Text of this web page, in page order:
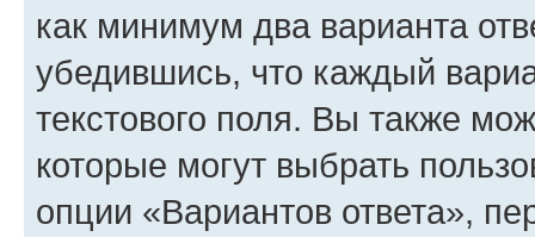
как минимум два варианта
убедившись, что каждый
текстового поля. Вы также
которые могут выбрать
опции «Вариантов ответа»,